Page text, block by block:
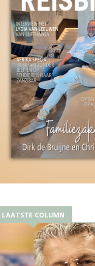
LAATSTE COLUMN